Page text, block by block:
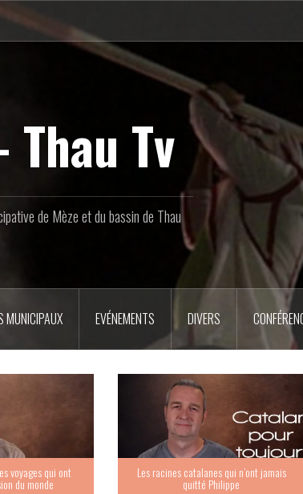
Thau Tv
de Mèze et du bassin de Thau
MUNICIPAUX EVÉNEMENTS DIVERS
voyages qui ont
du monde
Les racines catalanes qui n’ont jamais
quitté Philippe